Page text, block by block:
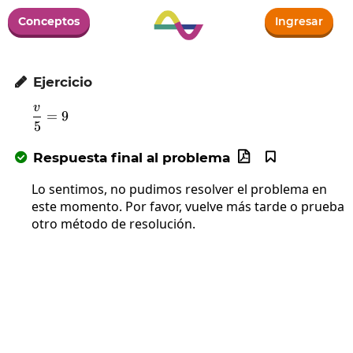
Conceptos Ingresar
 Ejercicio
\frac{v}{5}=9
5
v
= 9
 Respuesta final al problema 

Lo sentimos, no pudimos resolver el problema en
este momento. Por favor, vuelve más tarde o prueba
otro método de resolución.